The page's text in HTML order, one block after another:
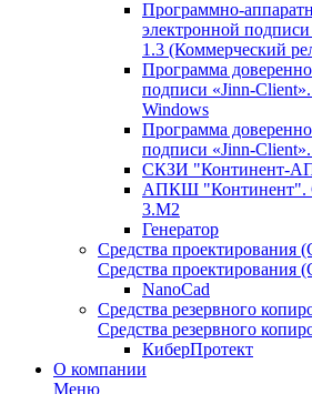
Программно-
электронной
1.3 (Коммерческий
Программа
подписи «Jinn-
Windows
Программа
подписи «Jinn-
СКЗИ "Континент-
АПКШ "Континент".
3.М2
Генератор
Средства проектирования
Средства проектирования
NanoCad
Средства резервного
Средства резервного
КиберПротект
О компании
Меню